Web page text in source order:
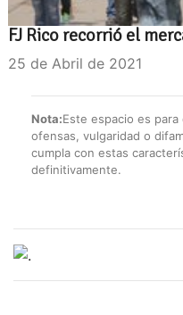
FJ Rico recorrió el
25 de Abril de 2021
Nota:Este espacio es
ofensas, vulgaridad o
cumpla con estas
definitivamente.